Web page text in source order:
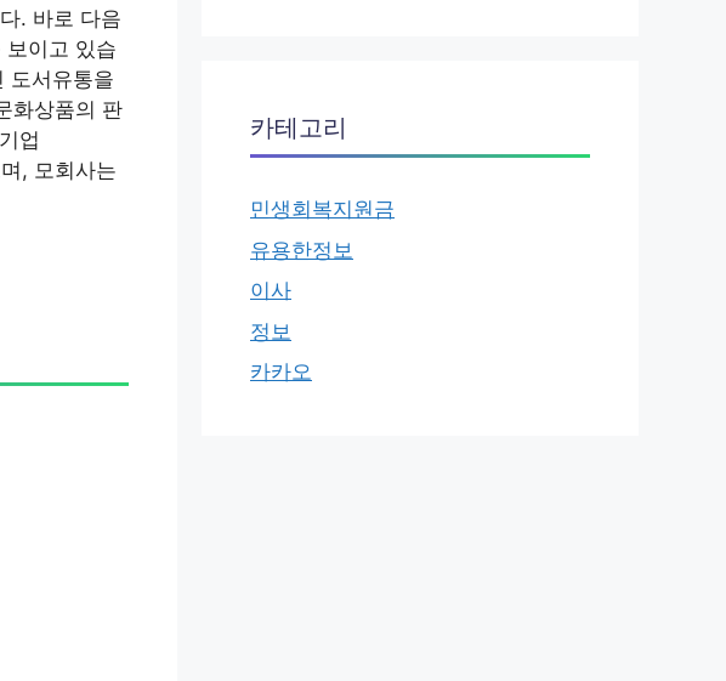
. 바로 다음
이고 있습
도서유통을
화상품의 판
업
, 모회사는
카테고리
민생회복지원금
유용한정보
이사
정보
카카오